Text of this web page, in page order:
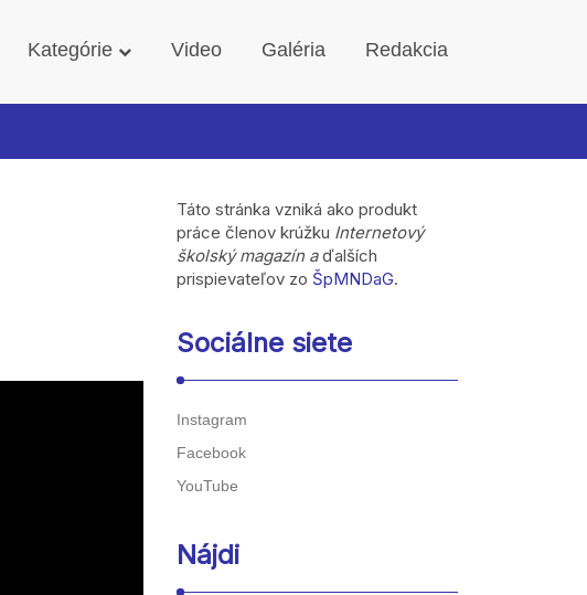
Kategórie Video Galéria Redakcia
Táto stránka vzniká ako produkt
práce členov krúžku Internetový
školský magazín aďalších
prispievateľov zo ŠpMNDaG.
Sociálne siete
Instagram
Facebook
YouTube
Nájdi